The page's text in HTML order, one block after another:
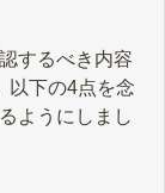
するべき内容
以下の4点を念
ようにしまし